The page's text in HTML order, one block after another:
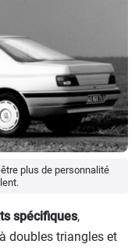
plus de personnalité
spécifiques,
doubles triangles et